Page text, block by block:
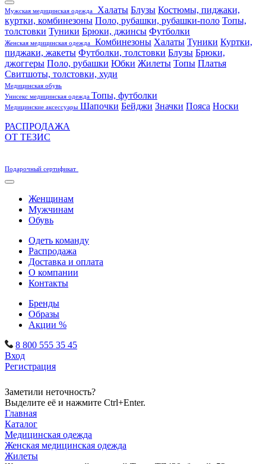
Мужская медицинская одежда Халаты Блузы Костюмы, пиджаки,
куртки, комбинезоны Поло, рубашки, рубашки-поло Топы,
толстовки Туники Брюки, джинсы Футболки
Женская медицинская одежда Комбинезоны Халаты Туники Куртки,
пиджаки, жакеты Футболки, толстовки Блузы Брюки,
джоггеры Поло, рубашки Юбки Жилеты Топы Платья
Свитшоты, толстовки, худи
Медицинская обувь
Унисекс медицинская одежда Топы, футболки
Медицинские аксессуары Шапочки Бейджи Значки Пояса Носки
РАСПРОДАЖА
ОТ ТЕЗИС
Подарочный сертификат
Женщинам
Мужчинам
Обувь
Одеть команду
Распродажа
Доставка и оплата
О компании
Контакты
Бренды
Образы
Акции %
8 800 555 35 45
Вход
Регистрация
Заметили неточность?
Выделите её и нажмите Ctrl+Enter.
Главная
Каталог
Медицинская одежда
Женская медицинская одежда
Жилеты